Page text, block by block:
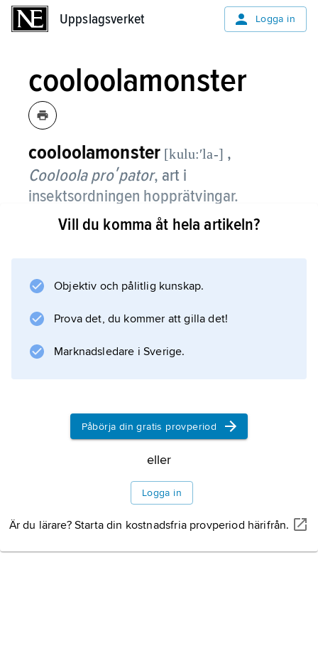
Uppslagsverket Logga in
cooloolamonster
cooloolamonster [kulu:ʹla-] ,
Cooloola proʹpator, art i
insektsordningen hopprätvingar.
Den hittades första gången 1976 i Cooloola
liknade någon annan hopprätvinge. Den är ca
antenner och kraftiga ben, anpassade till
underjordiskt grävande. I dag placerar man
den, och ytterligare minst en
Information om artikeln
Vill du komma åt hela artikeln?
Objektiv och pålitlig kunskap.
Prova det, du kommer att gilla det!
Marknadsledare i Sverige.
Påbörja din gratis provperiod
eller
Logga in
Är du lärare? Starta din kostnadsfria provperiod härifrån.